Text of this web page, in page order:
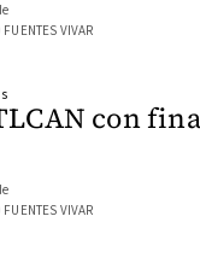
FUENTES VIVAR
con
FUENTES VIVAR